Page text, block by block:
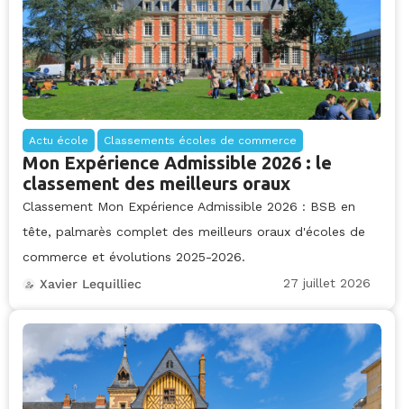
Actu école Classements écoles de commerce
Mon Expérience Admissible 2026 : le
classement des meilleurs oraux
Classement Mon Expérience Admissible 2026 : BSB en
tête, palmarès complet des meilleurs oraux d'écoles de
commerce et évolutions 2025-2026.
Xavier Lequilliec
27 juillet 2026